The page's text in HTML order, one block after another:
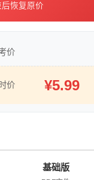
恢复原价
价
价 ¥5.99
基础版